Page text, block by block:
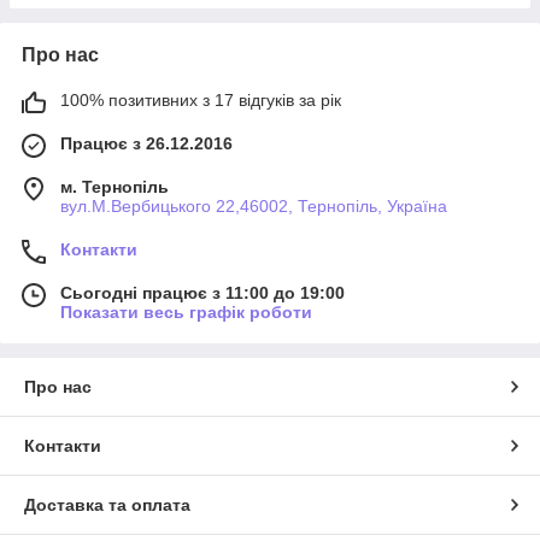
Про нас
100% позитивних з 17 відгуків за рік
Працює з 26.12.2016
м. Тернопіль
вул.М.Вербицького 22,46002, Тернопіль, Україна
Контакти
Сьогодні працює з 11:00 до 19:00
Показати весь графік роботи
Про нас
Контакти
Доставка та оплата